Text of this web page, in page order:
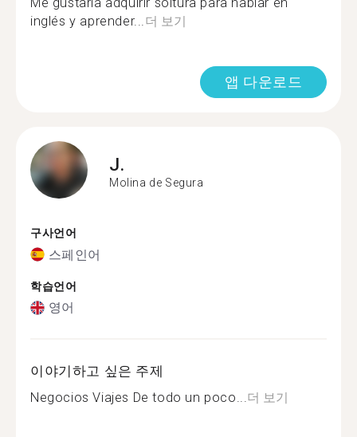
inglés y aprender...더 보기
앱 다운로드
J.
Molina de Segura
구사언어
스페인어
학습언어
영어
이야기하고 싶은 주제
Negocios Viajes De todo un poco...더 보기